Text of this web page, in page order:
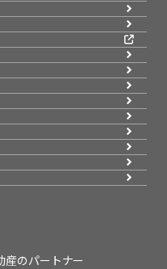
のパートナー